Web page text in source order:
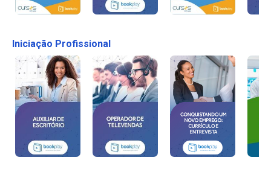
Iniciação Profissional